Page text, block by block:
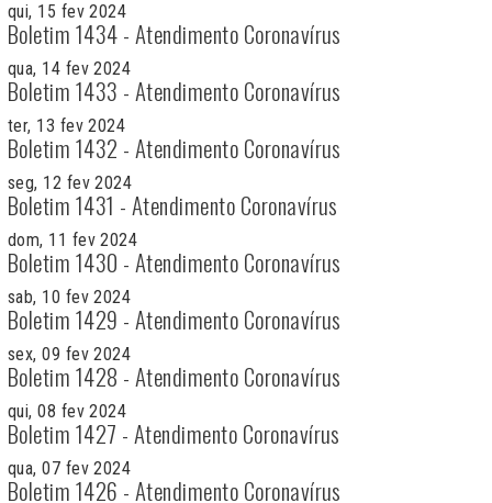
qui, 15 fev 2024
Boletim 1434 - Atendimento Coronavírus
qua, 14 fev 2024
Boletim 1433 - Atendimento Coronavírus
ter, 13 fev 2024
Boletim 1432 - Atendimento Coronavírus
seg, 12 fev 2024
Boletim 1431 - Atendimento Coronavírus
dom, 11 fev 2024
Boletim 1430 - Atendimento Coronavírus
sab, 10 fev 2024
Boletim 1429 - Atendimento Coronavírus
sex, 09 fev 2024
Boletim 1428 - Atendimento Coronavírus
qui, 08 fev 2024
Boletim 1427 - Atendimento Coronavírus
qua, 07 fev 2024
Boletim 1426 - Atendimento Coronavírus